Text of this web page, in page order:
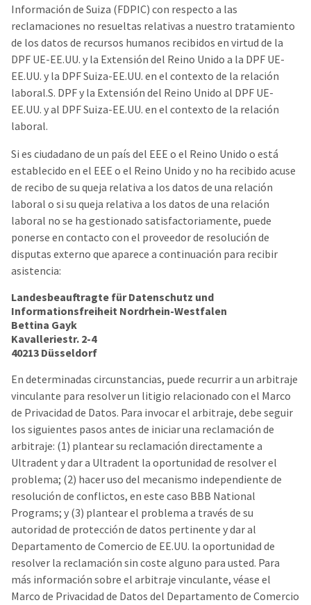
Información de Suiza (FDPIC) con respecto a las
reclamaciones no resueltas relativas a nuestro tratamiento
de los datos de recursos humanos recibidos en virtud de la
DPF UE-EE.UU. y la Extensión del Reino Unido a la DPF UE-
EE.UU. y la DPF Suiza-EE.UU. en el contexto de la relación
laboral.S. DPF y la Extensión del Reino Unido al DPF UE-
EE.UU. y al DPF Suiza-EE.UU. en el contexto de la relación
laboral.
Si es ciudadano de un país del EEE o el Reino Unido o está
establecido en el EEE o el Reino Unido y no ha recibido acuse
de recibo de su queja relativa a los datos de una relación
laboral o si su queja relativa a los datos de una relación
laboral no se ha gestionado satisfactoriamente, puede
ponerse en contacto con el proveedor de resolución de
disputas externo que aparece a continuación para recibir
asistencia:
Landesbeauftragte für Datenschutz und
Informationsfreiheit Nordrhein-Westfalen
Bettina Gayk
Kavalleriestr. 2-4
40213 Düsseldorf
En determinadas circunstancias, puede recurrir a un arbitraje
vinculante para resolver un litigio relacionado con el Marco
de Privacidad de Datos. Para invocar el arbitraje, debe seguir
los siguientes pasos antes de iniciar una reclamación de
arbitraje: (1) plantear su reclamación directamente a
Ultradent y dar a Ultradent la oportunidad de resolver el
problema; (2) hacer uso del mecanismo independiente de
resolución de conflictos, en este caso BBB National
Programs; y (3) plantear el problema a través de su
autoridad de protección de datos pertinente y dar al
Departamento de Comercio de EE.UU. la oportunidad de
resolver la reclamación sin coste alguno para usted. Para
más información sobre el arbitraje vinculante, véase el
Marco de Privacidad de Datos del Departamento de Comercio